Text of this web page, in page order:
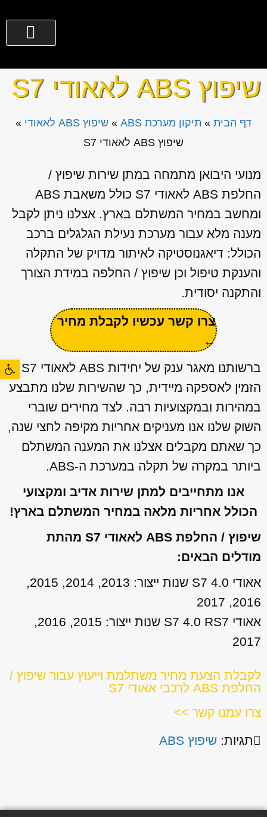
שיפוץ ABS לאאודי S7
דף הבית » תיקון מערכת ABS » שיפוץ ABS לאאודי
»
שיפוץ ABS לאאודי S7
מנועי היבואן מתמחה במתן שירות שיפוץ /
החלפת ABS לאאודי S7 כולל משאבת ABS
ומחשב במחיר המשתלם בארץ. אצלנו ניתן לקבל
מענה מלא עבור מערכת נעילת הגלגלים ברכב
הכולל: דיאגנוסטיקה לאיתור מדויק של התקלה
והענקת טיפול וכן שיפוץ / החלפה במידת הצורך
והתקנה יסודית.
צרו קשר עכשיו לקבלת מחיר
←
ברשותנו מאגר ענק של יחידות ABS לאאודי S7
הזמין לאספקה מיידית, כך שהשירות שלנו מתבצע
במהירות ובמקצועיות רבה. לצד מחירים שוברי
השוק שלנו אנו מעניקים אחריות מקיפה לחצי שנה,
כך שאתם מקבלים אצלנו את המענה המשתלם
ביותר במקרה של תקלה במערכת ה-ABS.
אנו מתחייבים למתן שירות אדיב ומקצועי
הכולל אחריות מלאה במחיר המשתלם בארץ!
שיפוץ / החלפת ABS לאאודי S7 מהתת
מודלים הבאים:
אאודי S7 4.0 שנות ייצור: 2013, 2014, 2015,
2016, 2017
אאודי S7 4.0 RS7 שנות ייצור: 2015, 2016,
2017
לקבלת הצעת מחיר משתלמת וייעוץ עבור שיפוץ /
החלפת ABS לרכבי אאודי S7
צרו עמנו קשר >>
תגיות: שיפוץ ABS
פתח